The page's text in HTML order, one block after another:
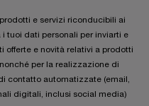
e servizi riconducibili ai
i tuoi dati personali per inviarti e
offerte e novità relativi a prodotti
per la realizzazione di
contatto automatizzate (email,
digitali, inclusi social media)